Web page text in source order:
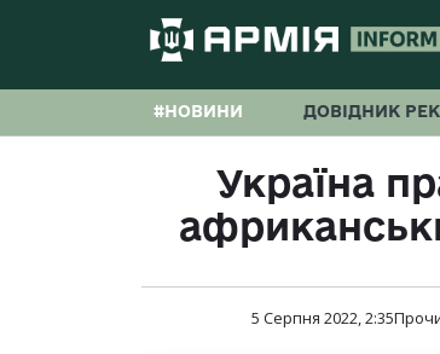
#НОВИНИ ДОВІДНИК
Україна
5 Серпня 2022, 2:35